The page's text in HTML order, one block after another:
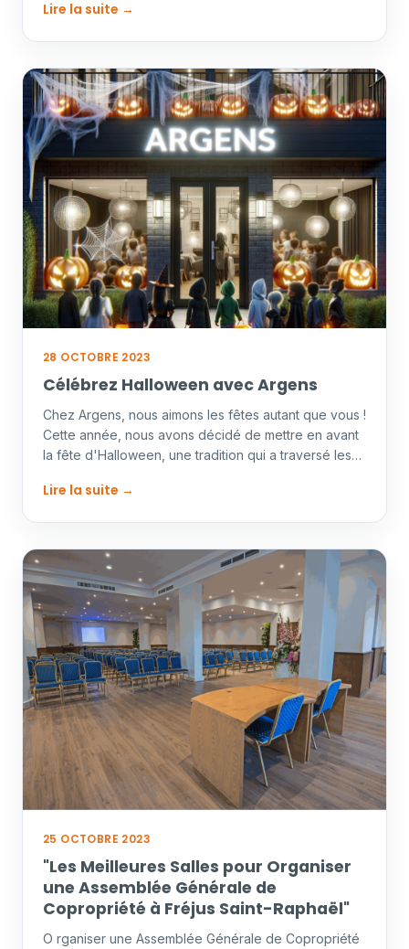
Lire la suite →
28 OCTOBRE 2023
Célébrez Halloween avec Argens
Chez Argens, nous aimons les fêtes autant que vous !
Cette année, nous avons décidé de mettre en avant
la fête d'Halloween, une tradition qui a traversé les…
Lire la suite →
25 OCTOBRE 2023
"Les Meilleures Salles pour Organiser
une Assemblée Générale de
Copropriété à Fréjus Saint-Raphaël"
O rganiser une Assemblée Générale de Copropriété